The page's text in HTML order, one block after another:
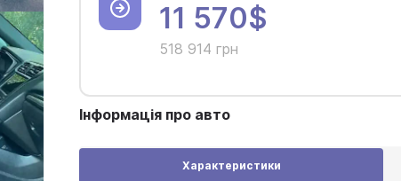
11 570$
518 914 грн
Інформація про авто
Характеристики